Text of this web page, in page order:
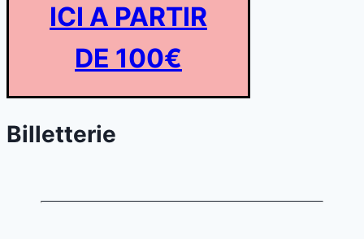
ICI A PARTIR
DE 100€
Billetterie